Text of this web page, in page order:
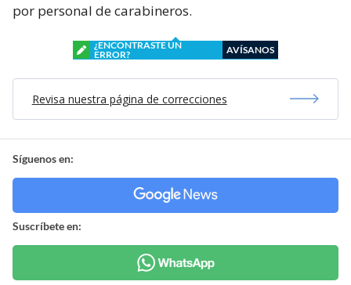
por personal de carabineros.
¿ENCONTRASTE UN
ERROR?
AVÍSANOS
Revisa nuestra página de correcciones
Síguenos en:
Suscríbete en: